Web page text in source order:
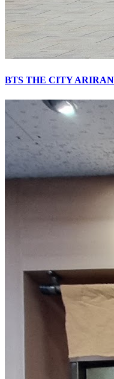
BTS THE CITY